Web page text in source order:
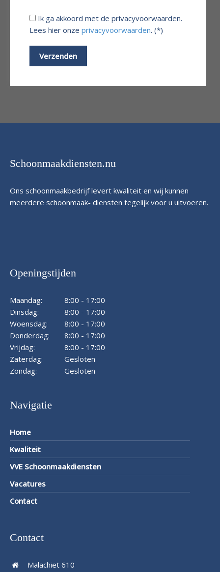
Ik ga akkoord met de privacyvoorwaarden.
Lees hier onze privacyvoorwaarden. (*)
Schoonmaakdiensten.nu
Ons schoonmaakbedrijf levert kwaliteit en wij kunnen
meerdere schoonmaak- diensten tegelijk voor u uitvoeren.
Openingstijden
Maandag:
8:00 - 17:00
Dinsdag:
8:00 - 17:00
Woensdag:
8:00 - 17:00
Donderdag:
8:00 - 17:00
Vrijdag:
8:00 - 17:00
Zaterdag:
Gesloten
Zondag:
Gesloten
Navigatie
Home
Kwaliteit
VVE Schoonmaakdiensten
Vacatures
Contact
Contact
Malachiet 610